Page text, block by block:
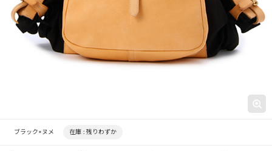
ブラック×ヌメ 在庫 : 残りわずか